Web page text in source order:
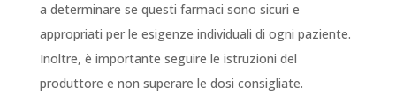
a determinare se questi farmaci sono sicuri e
appropriati per le esigenze individuali di ogni paziente.
Inoltre, è importante seguire le istruzioni del
produttore e non superare le dosi consigliate.